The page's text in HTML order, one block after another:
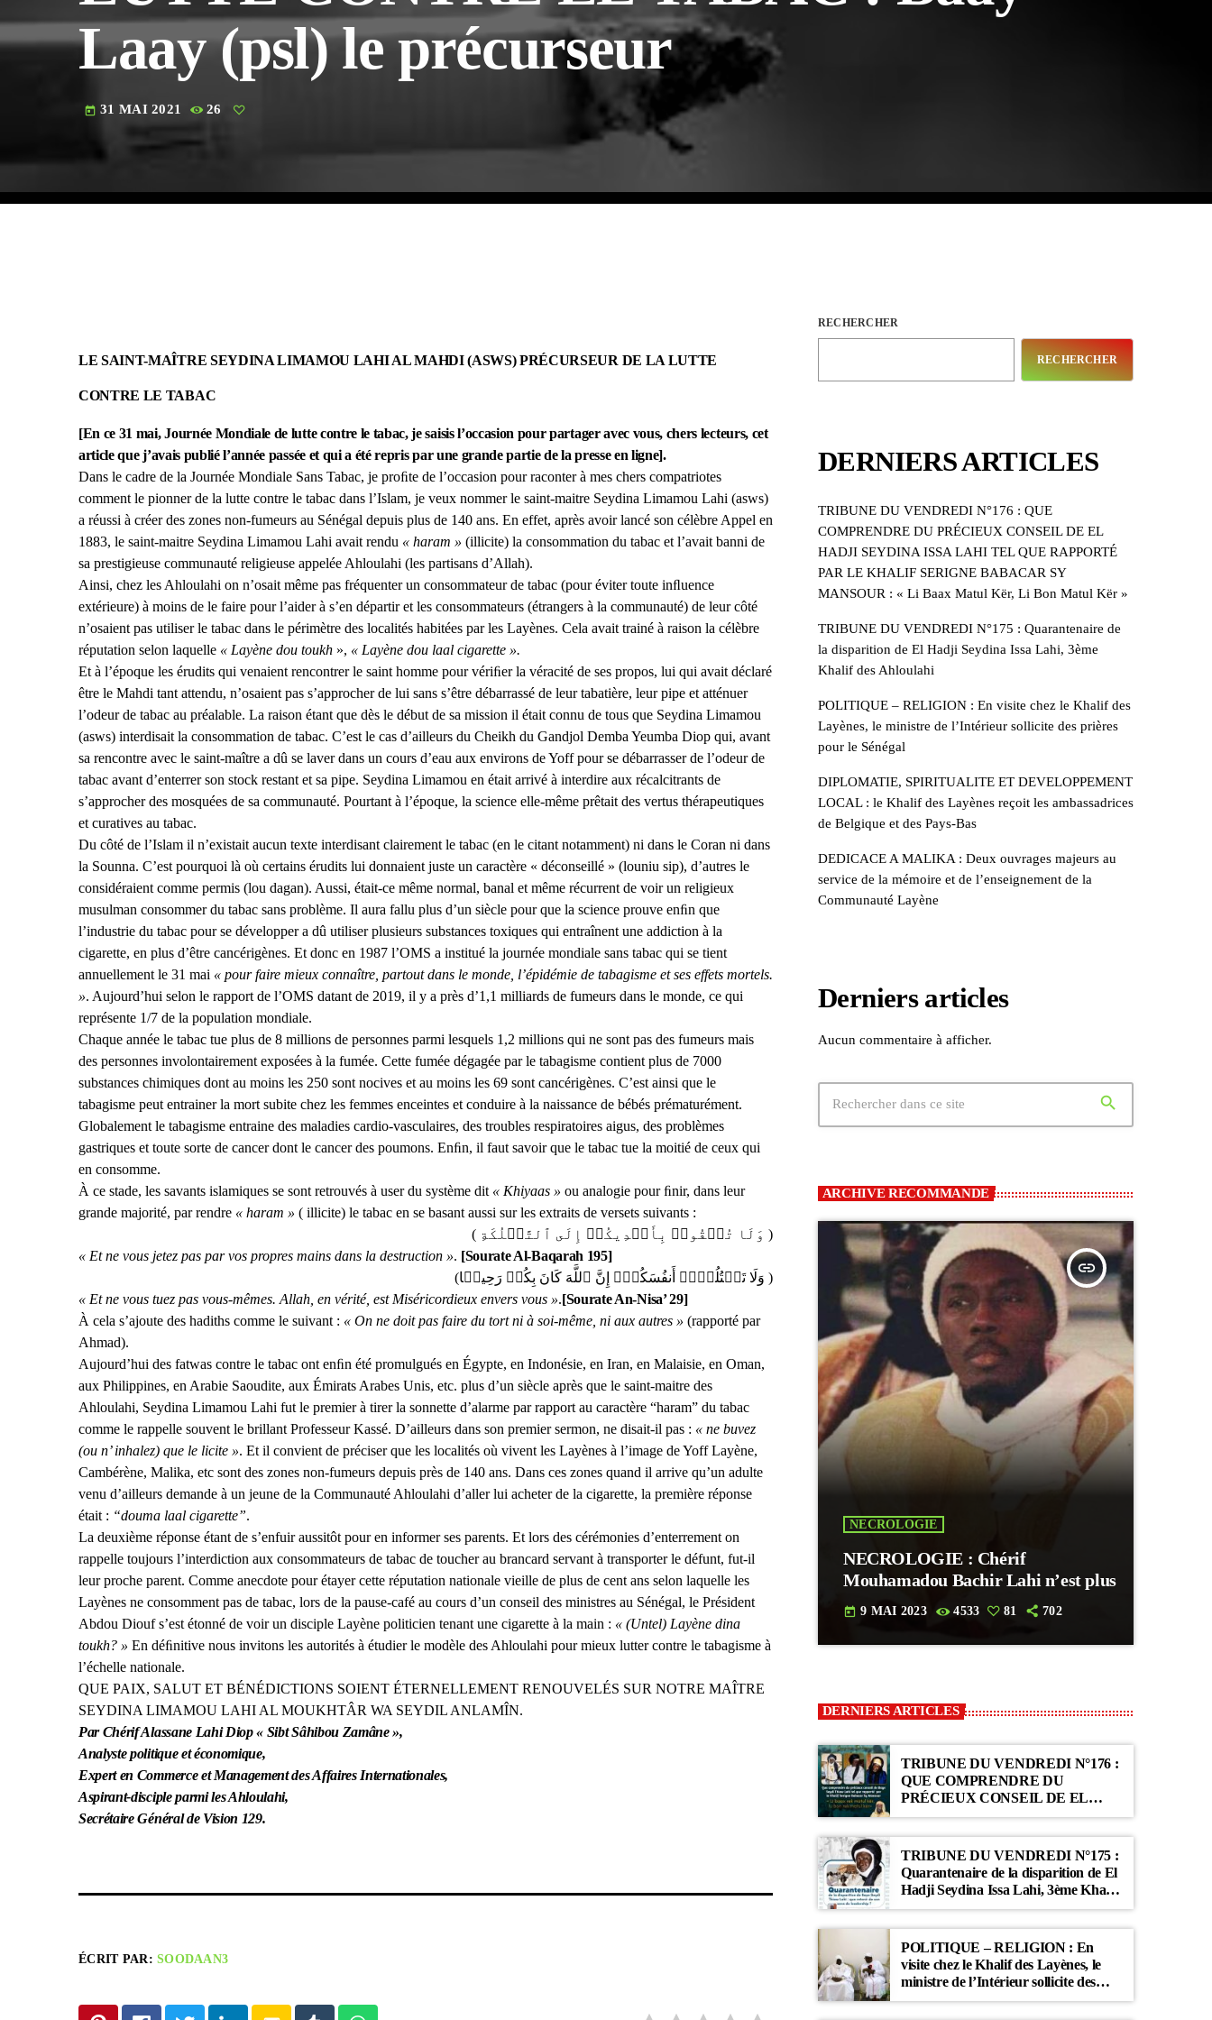
Laay (psl) le précurseur
today 31 MAI 2021 26
LE SAINT-MAÎTRE SEYDINA LIMAMOU LAHI AL MAHDI (ASWS) PRÉCURSEUR DE LA LUTTE
CONTRE LE TABAC
[En ce 31 mai, Journée Mondiale de lutte contre le tabac, je saisis l’occasion pour partager avec vous, chers lecteurs, cet
article que j’avais publié l’année passée et qui a été repris par une grande partie de la presse en ligne].
Dans le cadre de la Journée Mondiale Sans Tabac, je proﬁte de l’occasion pour raconter à mes chers compatriotes
comment le pionner de la lutte contre le tabac dans l’Islam, je veux nommer le saint-maitre Seydina Limamou Lahi (asws)
a réussi à créer des zones non-fumeurs au Sénégal depuis plus de 140 ans. En effet, après avoir lancé son célèbre Appel en
1883, le saint-maitre Seydina Limamou Lahi avait rendu « haram » (illicite) la consommation du tabac et l’avait banni de
sa prestigieuse communauté religieuse appelée Ahloulahi (les partisans d’Allah).
Ainsi, chez les Ahloulahi on n’osait même pas fréquenter un consommateur de tabac (pour éviter toute inﬂuence
extérieure) à moins de le faire pour l’aider à s’en départir et les consommateurs (étrangers à la communauté) de leur côté
n’osaient pas utiliser le tabac dans le périmètre des localités habitées par les Layènes. Cela avait trainé à raison la célèbre
réputation selon laquelle « Layène dou toukh », « Layène dou laal cigarette ».
Et à l’époque les érudits qui venaient rencontrer le saint homme pour vériﬁer la véracité de ses propos, lui qui avait déclaré
être le Mahdi tant attendu, n’osaient pas s’approcher de lui sans s’être débarrassé de leur tabatière, leur pipe et atténuer
l’odeur de tabac au préalable. La raison étant que dès le début de sa mission il était connu de tous que Seydina Limamou
(asws) interdisait la consommation de tabac. C’est le cas d’ailleurs du Cheikh du Gandjol Demba Yeumba Diop qui, avant
sa rencontre avec le saint-maître a dû se laver dans un cours d’eau aux environs de Yoff pour se débarrasser de l’odeur de
tabac avant d’enterrer son stock restant et sa pipe. Seydina Limamou en était arrivé à interdire aux récalcitrants de
s’approcher des mosquées de sa communauté. Pourtant à l’époque, la science elle-même prêtait des vertus thérapeutiques
et curatives au tabac.
Du côté de l’Islam il n’existait aucun texte interdisant clairement le tabac (en le citant notamment) ni dans le Coran ni dans
la Sounna. C’est pourquoi là où certains érudits lui donnaient juste un caractère « déconseillé » (louniu sip), d’autres le
considéraient comme permis (lou dagan). Aussi, était-ce même normal, banal et même récurrent de voir un religieux
musulman consommer du tabac sans problème. Il aura fallu plus d’un siècle pour que la science prouve enﬁn que
l’industrie du tabac pour se développer a dû utiliser plusieurs substances toxiques qui entraînent une addiction à la
cigarette, en plus d’être cancérigènes. Et donc en 1987 l’OMS a institué la journée mondiale sans tabac qui se tient
annuellement le 31 mai « pour faire mieux connaître, partout dans le monde, l’épidémie de tabagisme et ses effets mortels.
». Aujourd’hui selon le rapport de l’OMS datant de 2019, il y a près d’1,1 milliards de fumeurs dans le monde, ce qui
représente 1/7 de la population mondiale.
Chaque année le tabac tue plus de 8 millions de personnes parmi lesquels 1,2 millions qui ne sont pas des fumeurs mais
des personnes involontairement exposées à la fumée. Cette fumée dégagée par le tabagisme contient plus de 7000
substances chimiques dont au moins les 250 sont nocives et au moins les 69 sont cancérigènes. C’est ainsi que le
tabagisme peut entrainer la mort subite chez les femmes enceintes et conduire à la naissance de bébés prématurément.
Globalement le tabagisme entraine des maladies cardio-vasculaires, des troubles respiratoires aigus, des problèmes
gastriques et toute sorte de cancer dont le cancer des poumons. Enﬁn, il faut savoir que le tabac tue la moitié de ceux qui
en consomme.
À ce stade, les savants islamiques se sont retrouvés à user du système dit « Khiyaas » ou analogie pour ﬁnir, dans leur
grande majorité, par rendre « haram » ( illicite) le tabac en se basant aussi sur les extraits de versets suivants :
( وَلَا تُلۡقُوا۟ بِأَیۡدِیكُمۡ إِلَى ٱلتَّهۡلُكَةِ )
« Et ne vous jetez pas par vos propres mains dans la destruction ». [Sourate Al-Baqarah 195]
( وَلَا تَقۡتُلُوۤا۟ أَنفُسَكُمۡۚ إِنَّ ٱللَّهَ كَانَ بِكُمۡ رَحِیمࣰا)
« Et ne vous tuez pas vous-mêmes. Allah, en vérité, est Miséricordieux envers vous ».[Sourate An-Nisa’ 29]
À cela s’ajoute des hadiths comme le suivant : « On ne doit pas faire du tort ni à soi-même, ni aux autres » (rapporté par
Ahmad).
Aujourd’hui des fatwas contre le tabac ont enﬁn été promulgués en Égypte, en Indonésie, en Iran, en Malaisie, en Oman,
aux Philippines, en Arabie Saoudite, aux Émirats Arabes Unis, etc. plus d’un siècle après que le saint-maitre des
Ahloulahi, Seydina Limamou Lahi fut le premier à tirer la sonnette d’alarme par rapport au caractère “haram” du tabac
comme le rappelle souvent le brillant Professeur Kassé. D’ailleurs dans son premier sermon, ne disait-il pas : « ne buvez
(ou n’ inhalez) que le licite ». Et il convient de préciser que les localités où vivent les Layènes à l’image de Yoff Layène,
Cambérène, Malika, etc sont des zones non-fumeurs depuis près de 140 ans. Dans ces zones quand il arrive qu’un adulte
venu d’ailleurs demande à un jeune de la Communauté Ahloulahi d’aller lui acheter de la cigarette, la première réponse
était : “douma laal cigarette”.
La deuxième réponse étant de s’enfuir aussitôt pour en informer ses parents. Et lors des cérémonies d’enterrement on
rappelle toujours l’interdiction aux consommateurs de tabac de toucher au brancard servant à transporter le défunt, fut-il
leur proche parent. Comme anecdote pour étayer cette réputation nationale vieille de plus de cent ans selon laquelle les
Layènes ne consomment pas de tabac, lors de la pause-café au cours d’un conseil des ministres au Sénégal, le Président
Abdou Diouf s’est étonné de voir un disciple Layène politicien tenant une cigarette à la main : « (Untel) Layène dina
toukh? » En déﬁnitive nous invitons les autorités à étudier le modèle des Ahloulahi pour mieux lutter contre le tabagisme à
l’échelle nationale.
QUE PAIX, SALUT ET BÉNÉDICTIONS SOIENT ÉTERNELLEMENT RENOUVELÉS SUR NOTRE MAÎTRE
SEYDINA LIMAMOU LAHI AL MOUKHTÂR WA SEYDIL ANLAMÎN.
Par Chérif Alassane Lahi Diop « Sibt Sâhibou Zamâne »,
Analyste politique et économique,
Expert en Commerce et Management des Affaires Internationales,
Aspirant-disciple parmi les Ahloulahi,
Secrétaire Général de Vision 129.
ÉCRIT PAR:SOODAAN3
RECHERCHER
RECHERCHER
DERNIERS ARTICLES
TRIBUNE DU VENDREDI N°176 : QUE
COMPRENDRE DU PRÉCIEUX CONSEIL DE EL
HADJI SEYDINA ISSA LAHI TEL QUE RAPPORTÉ
PAR LE KHALIF SERIGNE BABACAR SY
MANSOUR : « Li Baax Matul Kër, Li Bon Matul Kër »
TRIBUNE DU VENDREDI N°175 : Quarantenaire de
la disparition de El Hadji Seydina Issa Lahi, 3ème
Khalif des Ahloulahi
POLITIQUE – RELIGION : En visite chez le Khalif des
Layènes, le ministre de l’Intérieur sollicite des prières
pour le Sénégal
DIPLOMATIE, SPIRITUALITE ET DEVELOPPEMENT
LOCAL : le Khalif des Layènes reçoit les ambassadrices
de Belgique et des Pays-Bas
DEDICACE A MALIKA : Deux ouvrages majeurs au
service de la mémoire et de l’enseignement de la
Communauté Layène
Derniers articles
Aucun commentaire à afficher.
search
ARCHIVE RECOMMANDE
insert_link
NECROLOGIE
NECROLOGIE : Chérif
Mouhamadou Bachir Lahi n’est plus
today 9 MAI 2023 4533 81 702
DERNIERS ARTICLES
TRIBUNE DU VENDREDI N°176 :
QUE COMPRENDRE DU
PRÉCIEUX CONSEIL DE EL
HADJI SEYDINA ISSA LAHI TEL
QUE RAPPORTÉ PAR LE
KHALIF SERIGNE BABACAR SY
MANSOUR : « Li Baax Matul Kër,
Li Bon Matul Kër »
TRIBUNE DU VENDREDI N°175 :
Quarantenaire de la disparition de El
Hadji Seydina Issa Lahi, 3ème Khalif
des Ahloulahi
POLITIQUE – RELIGION : En
visite chez le Khalif des Layènes, le
ministre de l’Intérieur sollicite des
prières pour le Sénégal